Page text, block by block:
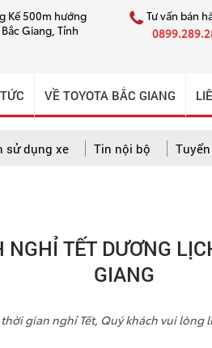
Kế 500m hướng
Giang, Tỉnh
Tư vấn bán
VỀ TOYOTA BẮC GIANG
sử dụng xe Tin nội bộ
NGHỈ TẾT DƯƠNG
GIANG
gian nghỉ Tết, Quý khách vui lòng